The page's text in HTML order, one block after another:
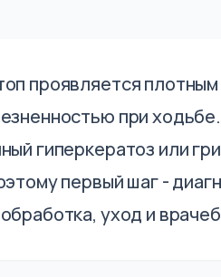
проявляется
при
гиперкератоз или
первый шаг -
уход и